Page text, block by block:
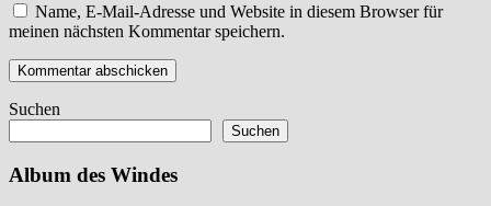
Name, E-Mail-Adresse und Website in diesem Browser für
meinen nächsten Kommentar speichern.
Suchen
Suchen
Album des Windes